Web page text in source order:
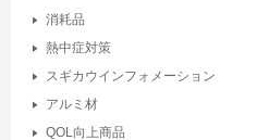
消耗品
熱中症対策
スギカウインフォメーション
アルミ材
QOL向上商品